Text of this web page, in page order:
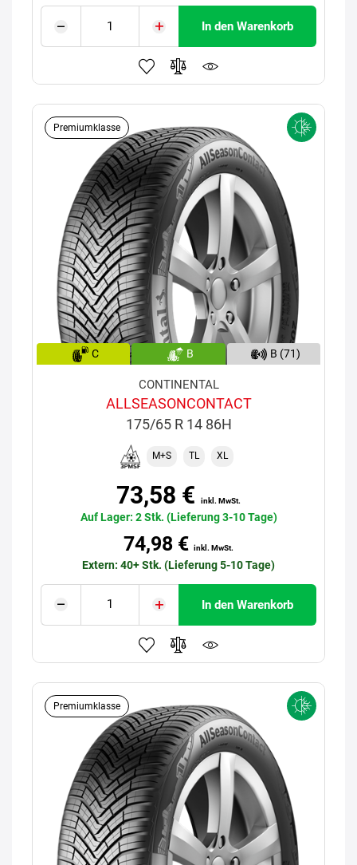
In den Warenkorb
Premiumklasse
C B B (71)
CONTINENTAL
ALLSEASONCONTACT
175/65 R 14 86H
M+S TL XL
73,58 € inkl. MwSt.
Auf Lager: 2 Stk. (Lieferung 3-10 Tage)
74,98 € inkl. MwSt.
Extern: 40+ Stk. (Lieferung 5-10 Tage)
In den Warenkorb
Premiumklasse